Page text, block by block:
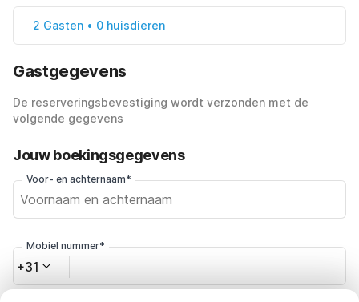
2 Gasten • 0 huisdieren
Gastgegevens
De reserveringsbevestiging wordt verzonden met de
volgende gegevens
Jouw boekingsgegevens
Voor- en achternaam*
Mobiel nummer*
+31